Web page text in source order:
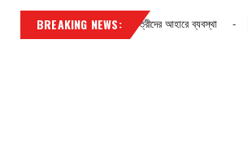
BREAKING NEWS:
বিদ্যালয় ছাত্র ছাত্রীদের আহারে ব্যবস্থা Contact